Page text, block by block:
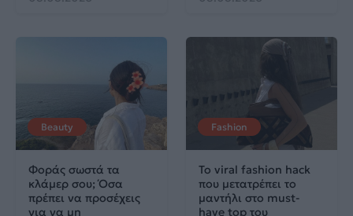
Beauty
Φοράς σωστά τα
κλάμερ σου; Όσα
πρέπει να προσέχεις
για να μη
Fashion
Το viral fashion hack
που μετατρέπει το
μαντήλι στο must-
have top του